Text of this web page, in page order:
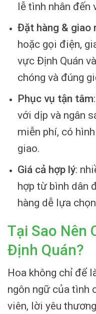
lễ tình nhân đến
Đặt hàng & giao
hoặc gọi điện,
vực Định Quán
chóng và đúng
Phục vụ tận tâm
với dịp và ngân
miễn phí, có
giao.
Giá cả hợp lý:
hợp từ bình dân
hàng dễ lựa
Tại Sao Nên
Định Quán?
Hoa không chỉ để
ngôn ngữ của tình
viên, lời yêu